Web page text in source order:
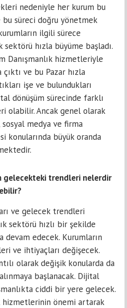
nedeniyle her kurum bu
süreci doğru yönetmek
ilgili sürece
sektörü hızla büyüme başladı.
Danışmanlık hizmetleriyle
ve bu Pazar hızla
işe ve bulundukları
dönüşüm sürecinde farklı
olabilir. Ancak genel olarak
medya ve firma
konularında büyük oranda
gelecekteki trendleri nelerdir
ve gelecek trendleri
sektörü hızlı bir şekilde
devam edecek. Kurumların
ve ihtiyaçları değişecek.
olarak değişik konularda da
başlanacak. Dijital
ciddi bir yere gelecek.
hizmetlerinin önemi artarak